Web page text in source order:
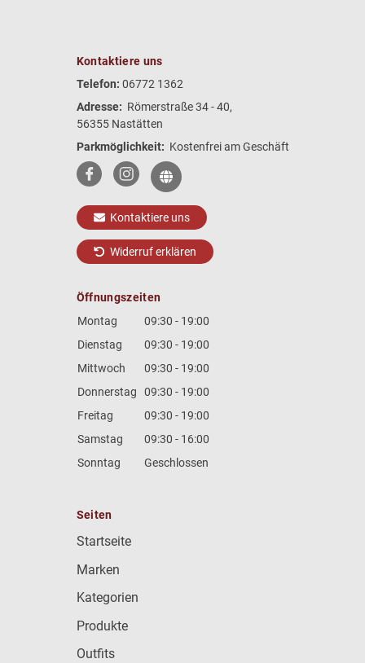
Kontaktiere uns
Telefon: 06772 1362
Adresse: Römerstraße 34 - 40,
56355 Nastätten
Parkmöglichkeit: Kostenfrei am Geschäft
Kontaktiere uns
Widerruf erklären
Öffnungszeiten
Montag
09:30 - 19:00
Dienstag
09:30 - 19:00
Mittwoch
09:30 - 19:00
Donnerstag
09:30 - 19:00
Freitag
09:30 - 19:00
Samstag
09:30 - 16:00
Sonntag
Geschlossen
Seiten
Startseite
Marken
Kategorien
Produkte
Outfits